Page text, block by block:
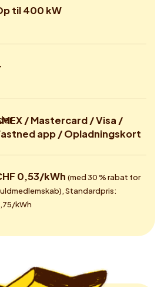
til 400 kW
/ Mastercard / Visa /
app / Opladningskort
0,53/kWh (med 30 % rabat for
Standardpris:
kWh